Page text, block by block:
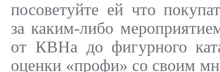
посоветуйте ей что
за каким-либо
от КВНа до фигурного
оценки «профи» со своим